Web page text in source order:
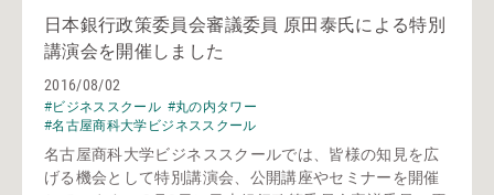
日本銀行政策委員会審議委員 原田泰氏による特別
講演会を開催しました
2016/08/02
#ビジネススクール #丸の内タワー
#名古屋商科大学ビジネススクール
名古屋商科大学ビジネススクールでは、皆様の知見を広
げる機会として特別講演会、公開講座やセミナーを開催